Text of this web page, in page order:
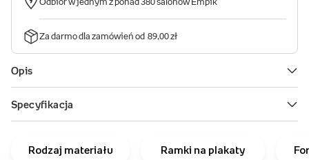
Rodzaj materiału Ramki na plakaty